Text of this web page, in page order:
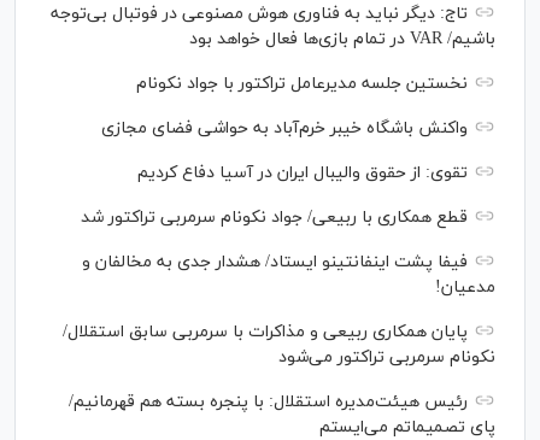
تاج: دیگر نباید به فناوری هوش مصنوعی در فوتبال بی‌توجه
باشیم/ VAR در تمام بازی‌ها فعال خواهد بود
نخستین جلسه مدیرعامل تراکتور با جواد نکونام
واکنش باشگاه خیبر خرم‌آباد به حواشی فضای مجازی
تقوی: از حقوق والیبال ایران در آسیا دفاع کردیم
قطع همکاری با ربیعی/ جواد نکونام سرمربی تراکتور شد
فیفا پشت اینفانتینو ایستاد/ هشدار جدی به مخالفان و
مدعیان!
پایان همکاری ربیعی و مذاکرات با سرمربی سابق استقلال/
نکونام سرمربی تراکتور می‌شود
رئیس هیئت‌مدیره استقلال: با پنجره بسته هم قهرمانیم/
پای تصمیماتم می‌ایستم